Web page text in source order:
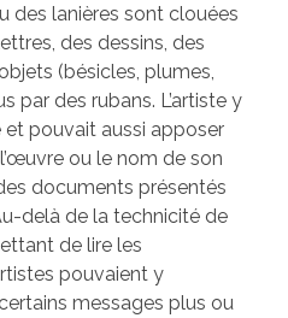
des lanières sont clouées
des dessins, des
(bésicles, plumes,
par des rubans. L’artiste y
pouvait aussi apposer
ou le nom de son
documents présentés
delà de la technicité de
de lire les
pouvaient y
messages plus ou